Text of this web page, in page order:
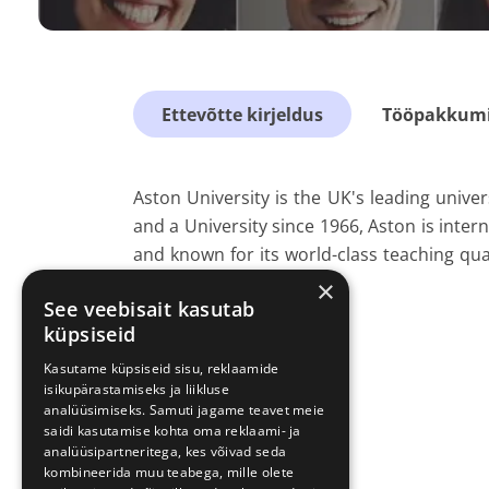
Ettevõtte kirjeldus
Aston University is the UK's leading
and a University since 1966, Aston is
and known for its world-class teaching
×
See veebisait kasutab
küpsiseid
Kasutame küpsiseid sisu, reklaamide
isikupärastamiseks ja liikluse
analüüsimiseks. Samuti jagame teavet meie
saidi kasutamise kohta oma reklaami- ja
analüüsipartneritega, kes võivad seda
kombineerida muu teabega, mille olete